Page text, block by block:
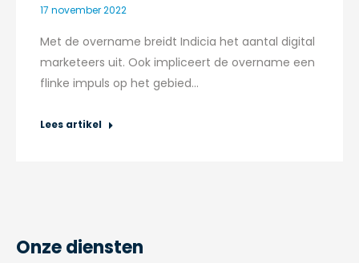
17 november 2022
Met de overname breidt Indicia het aantal digital
marketeers uit. Ook impliceert de overname een
flinke impuls op het gebied…
Lees artikel
Onze diensten